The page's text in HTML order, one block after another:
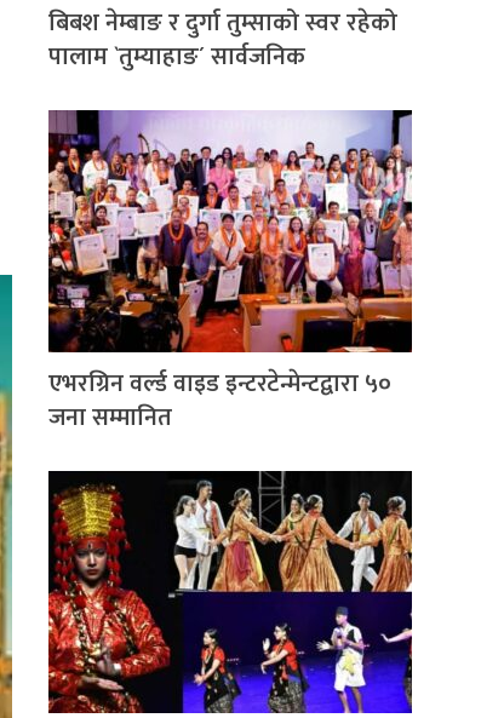
बिबश नेम्बाङ र दुर्गा तुम्साको स्वर रहेको
पालाम `तुम्याहाङ´ सार्वजनिक
एभरग्रिन वर्ल्ड वाइड इन्टरटेन्मेन्टद्वारा ५०
जना सम्मानित